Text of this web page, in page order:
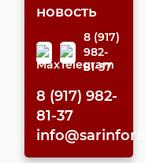
новость
8 (917)
982-
81-37
8 (917) 982-
81-37